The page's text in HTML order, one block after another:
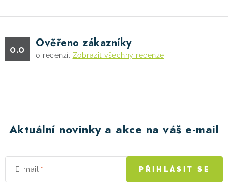
0.0 Ověřeno zákazníky
0 recenzí. Zobrazit všechny recenze
Aktuální novinky a akce na váš e-mail
E-mail PŘIHLÁSIT SE